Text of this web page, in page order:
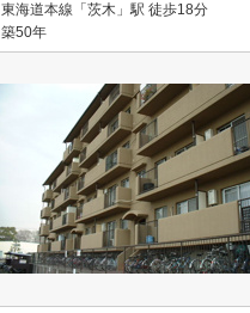
東海道本線「茨木」駅 徒歩18分
築50年